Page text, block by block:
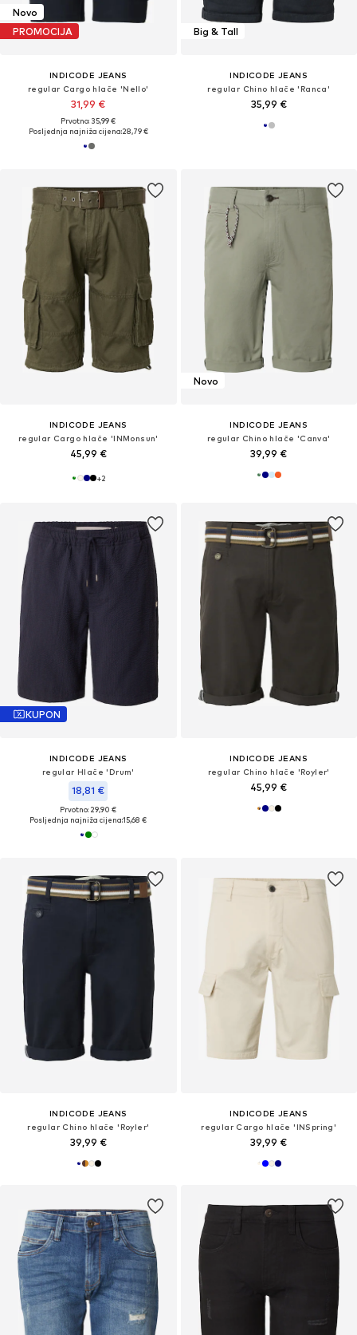
Novo
PROMOCIJA
INDICODE JEANS
regular Cargo hlače 'Nello'
31,99 €
Prvotno: 35,99 €
Posljednja najniža cijena:28,79 €
Big & Tall
INDICODE JEANS
regular Chino hlače 'Ranca'
35,99 €
INDICODE JEANS
regular Cargo hlače 'INMonsun'
45,99 €
+2
Novo
INDICODE JEANS
regular Chino hlače 'Canva'
39,99 €
KUPON
INDICODE JEANS
regular Hlače 'Drum'
18,81 €
Prvotno: 29,90 €
Posljednja najniža cijena:15,68 €
INDICODE JEANS
regular Chino hlače 'Royler'
45,99 €
INDICODE JEANS
regular Chino hlače 'Royler'
39,99 €
INDICODE JEANS
regular Cargo hlače 'INSpring'
39,99 €